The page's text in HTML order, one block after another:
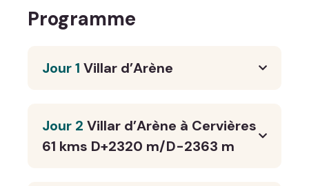
Programme
Jour 1 Villar d’Arène
Jour 2 Villar d’Arène à Cervières
61 kms D+2320 m/D-2363 m